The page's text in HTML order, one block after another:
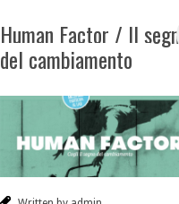
Human Factor / Il segno
del cambiamento